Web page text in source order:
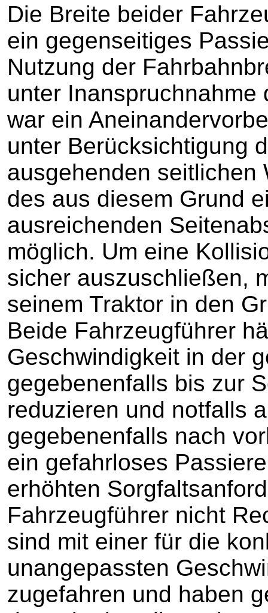
Die Breite beider
ein gegenseitiges
Nutzung der
unter
war ein
unter Berücksichtigung
ausgehenden seitlichen
des aus diesem Grund
ausreichenden
möglich. Um eine
sicher auszuschließen,
seinem Traktor in den
Beide Fahrzeugführer
Geschwindigkeit in der
gegebenenfalls bis zur
reduzieren und notfalls
gegebenenfalls nach
ein gefahrloses
erhöhten
Fahrzeugführer nicht
sind mit einer für die
unangepassten
zugefahren und haben